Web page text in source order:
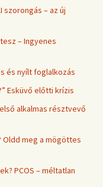
szorongás – az új
– Ingyenes
és nyílt foglalkozás
Esküvő előtti krízis
alkalmas résztvevő
Oldd meg a mögöttes
PCOS – méltatlan